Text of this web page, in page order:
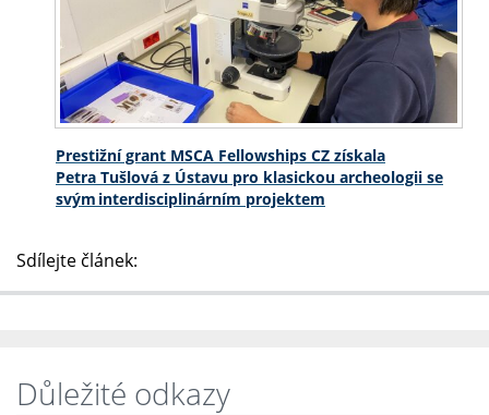
Prestižní grant MSCA Fellowships CZ získala
Petra Tušlová z Ústavu pro klasickou archeologii se
svým interdisciplinárním projektem
Sdílejte článek:
Důležité odkazy